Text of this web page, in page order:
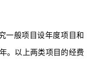
一般项目设年度项目和
。以上两类项目的经费